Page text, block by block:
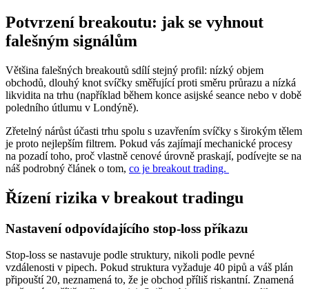
Potvrzení breakoutu: jak se vyhnout
falešným signálům
Většina falešných breakoutů sdílí stejný profil: nízký objem
obchodů, dlouhý knot svíčky směřující proti směru průrazu a nízká
likvidita na trhu (například během konce asijské seance nebo v době
poledního útlumu v Londýně).
Zřetelný nárůst účasti trhu spolu s uzavřením svíčky s širokým tělem
je proto nejlepším filtrem. Pokud vás zajímají mechanické procesy
na pozadí toho, proč vlastně cenové úrovně praskají, podívejte se na
náš podrobný článek o tom, co je breakout trading.
Řízení rizika v breakout tradingu
Nastavení odpovídajícího stop-loss příkazu
Stop-loss se nastavuje podle struktury, nikoli podle pevné
vzdálenosti v pipech. Pokud struktura vyžaduje 40 pipů a váš plán
připouští 20, neznamená to, že je obchod příliš riskantní. Znamená